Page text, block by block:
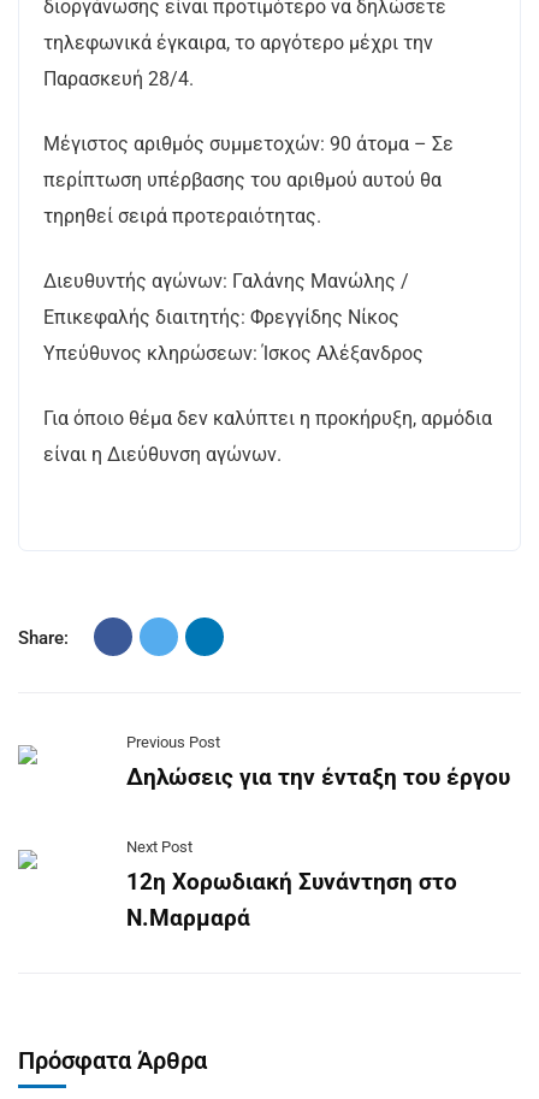
διοργάνωσης είναι προτιμότερο να δηλώσετε
τηλεφωνικά έγκαιρα, το αργότερο μέχρι την
Παρασκευή 28/4.
Μέγιστος αριθμός συμμετοχών: 90 άτομα – Σε
περίπτωση υπέρβασης του αριθμού αυτού θα
τηρηθεί σειρά προτεραιότητας.
Διευθυντής αγώνων: Γαλάνης Μανώλης /
Επικεφαλής διαιτητής: Φρεγγίδης Νίκος
Υπεύθυνος κληρώσεων: Ίσκος Αλέξανδρος
Για όποιο θέμα δεν καλύπτει η προκήρυξη, αρμόδια
είναι η Διεύθυνση αγώνων.
Share:
Previous Post
Δηλώσεις για την ένταξη του έργου
Next Post
12η Χορωδιακή Συνάντηση στο
Ν.Μαρμαρά
Πρόσφατα Άρθρα